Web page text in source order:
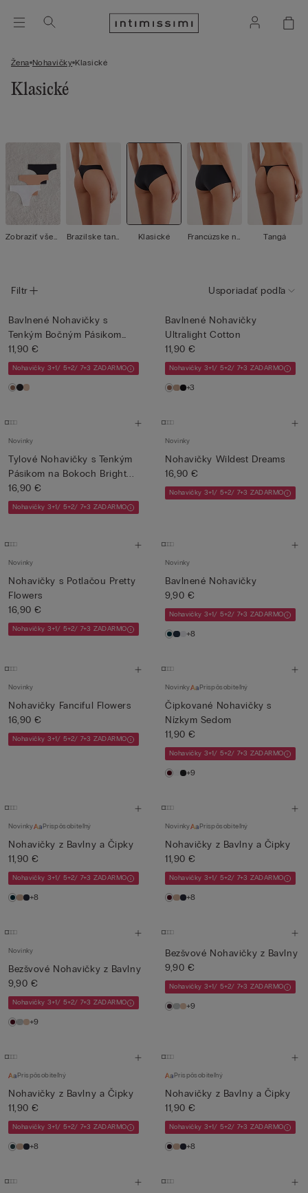
Žena Nohavičky Klasické
Klasické
Zobraziť všet
Brazílske tang
Klasické
Francúzske no
Tangá
Filtr Usporiadať podľa
Bavlnené Nohavičky s
Tenkým Bočným Pásikom
Ultrali...
11,90 €
Nohavičky 3+1/ 5+2/ 7+3 ZADARMO
Bavlnené Nohavičky
Ultralight Cotton
11,90 €
Nohavičky 3+1/ 5+2/ 7+3 ZADARMO
+3
Novinky
Tylové Nohavičky s Tenkým
Pásikom na Bokoch Bright...
16,90 €
Nohavičky 3+1/ 5+2/ 7+3 ZADARMO
Novinky
Nohavičky Wildest Dreams
16,90 €
Nohavičky 3+1/ 5+2/ 7+3 ZADARMO
Novinky
Nohavičky s Potlačou Pretty
Flowers
16,90 €
Nohavičky 3+1/ 5+2/ 7+3 ZADARMO
Novinky
Bavlnené Nohavičky
9,90 €
Nohavičky 3+1/ 5+2/ 7+3 ZADARMO
+8
Novinky
Nohavičky Fanciful Flowers
16,90 €
Nohavičky 3+1/ 5+2/ 7+3 ZADARMO
Novinky Prispôsobiteľný
Čipkované Nohavičky s
Nízkym Sedom
11,90 €
Nohavičky 3+1/ 5+2/ 7+3 ZADARMO
+9
Novinky Prispôsobiteľný
Nohavičky z Bavlny a Čipky
11,90 €
Nohavičky 3+1/ 5+2/ 7+3 ZADARMO
+8
Novinky Prispôsobiteľný
Nohavičky z Bavlny a Čipky
11,90 €
Nohavičky 3+1/ 5+2/ 7+3 ZADARMO
+8
Novinky
Bezšvové Nohavičky z Bavlny
9,90 €
Nohavičky 3+1/ 5+2/ 7+3 ZADARMO
+9
Bezšvové Nohavičky z Bavlny
9,90 €
Nohavičky 3+1/ 5+2/ 7+3 ZADARMO
+9
Prispôsobiteľný
Nohavičky z Bavlny a Čipky
11,90 €
Nohavičky 3+1/ 5+2/ 7+3 ZADARMO
+8
Prispôsobiteľný
Nohavičky z Bavlny a Čipky
11,90 €
Nohavičky 3+1/ 5+2/ 7+3 ZADARMO
+8